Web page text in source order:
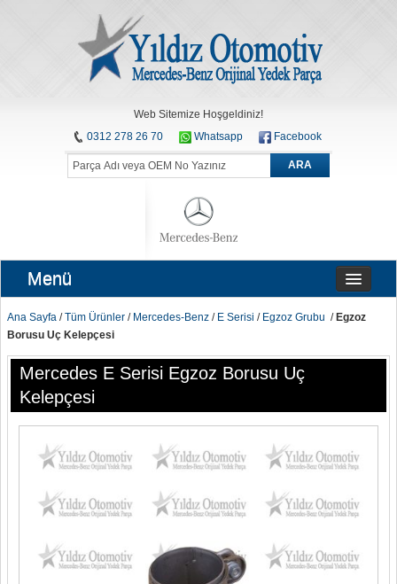
Web Sitemize Hoşgeldiniz!
0312 278 26 70
Whatsapp Facebook
ARA
Menü
Ana Sayfa /Tüm Ürünler / Mercedes-Benz / E Serisi / Egzoz Grubu / Egzoz
Borusu Uç Kelepçesi
Mercedes E Serisi Egzoz Borusu Uç
Kelepçesi